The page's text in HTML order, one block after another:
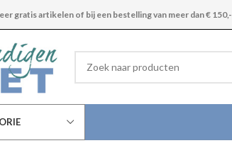
gratis artikelen of bij een bestelling van meer dan € 150,-